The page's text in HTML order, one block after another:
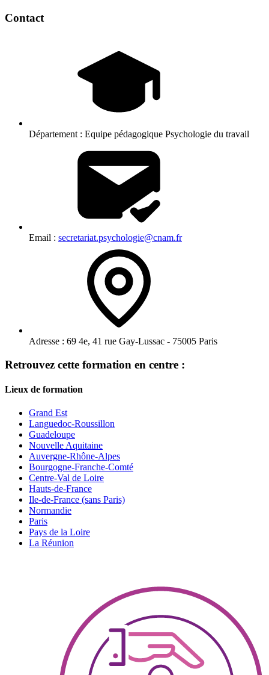
Contact
Département : Equipe pédagogique Psychologie du travail
Email : secretariat.psychologie@cnam.fr
Adresse : 69 4e, 41 rue Gay-Lussac - 75005 Paris
Retrouvez cette formation en centre :
Lieux de formation
Grand Est
Languedoc-Roussillon
Guadeloupe
Nouvelle Aquitaine
Auvergne-Rhône-Alpes
Bourgogne-Franche-Comté
Centre-Val de Loire
Hauts-de-France
Ile-de-France (sans Paris)
Normandie
Paris
Pays de la Loire
La Réunion